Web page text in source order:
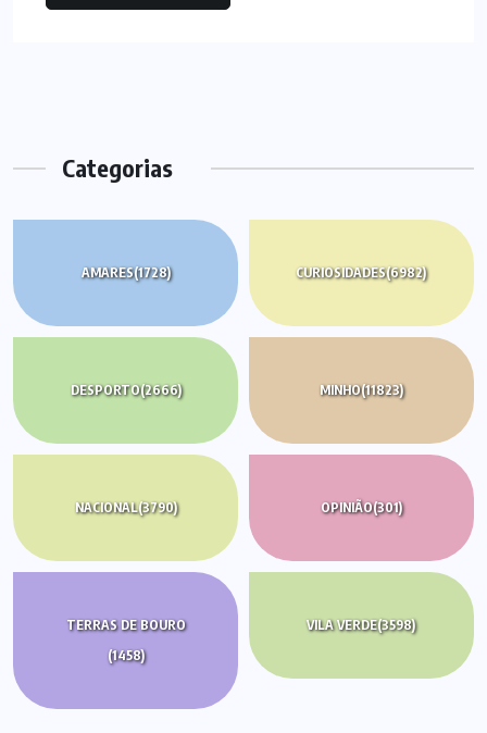
Categorias
AMARES(1728) CURIOSIDADES(6982)
DESPORTO(2666) MINHO(11823)
NACIONAL(3790) OPINIÃO(301)
TERRAS DE BOURO
(1458)
VILA VERDE(3598)